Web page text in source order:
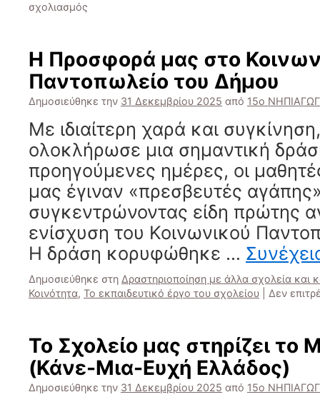
σχολιασμός
τη
Ενώσει:
Το
Χριστουγεννιάτικο
Bazaar
μας
Η Προσφορά μας στο
Παντοπωλείο του Δήμου
Δημοσιεύθηκε την 31 Δεκεμβρίου 2025 από 15ο
Με ιδιαίτερη χαρά και
ολοκλήρωσε μια σημαντική
προηγούμενες ημέρες, οι
μας έγιναν «πρεσβευτές
συγκεντρώνοντας είδη πρώτης
ενίσχυση του Κοινωνικού
Η δράση κορυφώθηκε …
Δημοσιεύθηκε στη Δραστηριοποίηση με άλλα σχολεία και
Κοινότητα, Το εκπαιδευτικό έργο του σχολείου Δεν
Το Σχολείο μας στηρίζει το
(Κάνε-Μια-Ευχή Ελλάδος)
Δημοσιεύθηκε την 31 Δεκεμβρίου 2025 από 15ο